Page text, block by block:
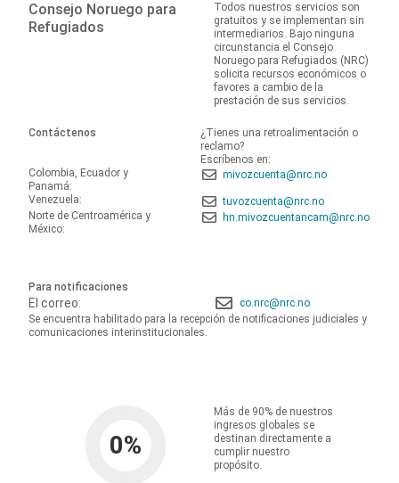
Consejo Noruego para
Refugiados
Todos nuestros servicios son
gratuitos y se implementan sin
intermediarios. Bajo ninguna
circunstancia el Consejo
Noruego para Refugiados (NRC)
solicita recursos económicos o
favores a cambio de la
prestación de sus servicios.
Contáctenos
¿Tienes una retroalimentación o
reclamo?
Escríbenos en:
Colombia, Ecuador y
Panamá:
mivozcuenta@nrc.no
Venezuela:
tuvozcuenta@nrc.no
Norte de Centroamérica y
México:
hn.mivozcuentancam@nrc.no
Para notificaciones
El correo:
co.nrc@nrc.no
Se encuentra habilitado para la recepción de notificaciones judiciales y
comunicaciones interinstitucionales.
0%
Más de 90% de nuestros
ingresos globales se
destinan directamente a
cumplir nuestro
propósito.